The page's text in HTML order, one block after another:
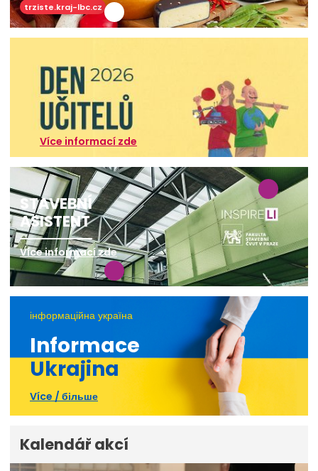
trziste.kraj-lbc.cz
Více informací zde
STAVEBNÍ
ASISTENT
Více informací zde
інформаційна україна
Informace
Ukrajina
Více / більше
Kalendář akcí